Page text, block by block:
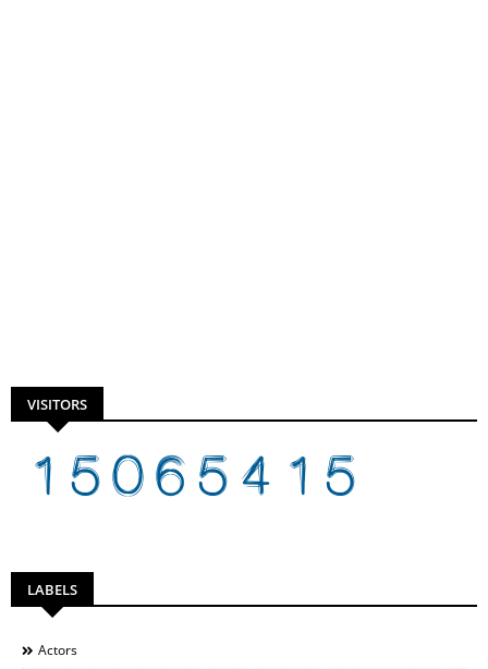
VISITORS
LABELS
Actors